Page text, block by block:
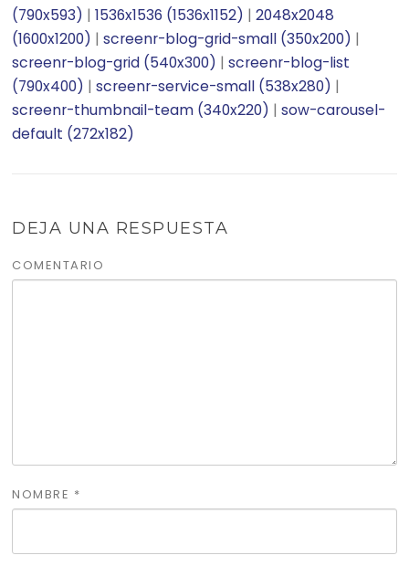
(790x593) |1536x1536 (1536x1152) |2048x2048
(1600x1200) |screenr-blog-grid-small (350x200) |
screenr-blog-grid (540x300) |screenr-blog-list
(790x400) |screenr-service-small (538x280) |
screenr-thumbnail-team (340x220) |sow-carousel-
default (272x182)
DEJA UNA RESPUESTA
COMENTARIO
NOMBRE *